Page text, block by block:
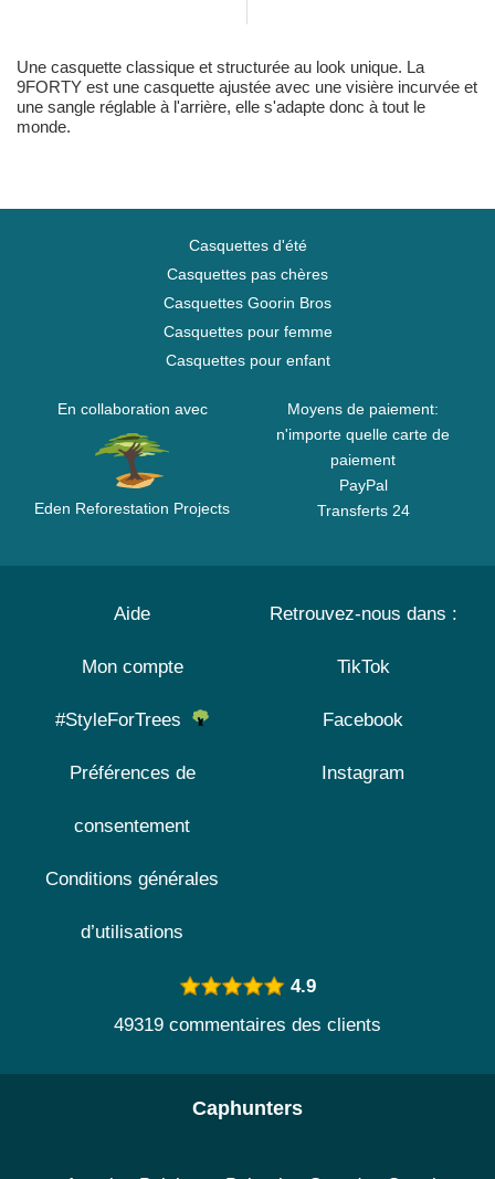
Une casquette classique et structurée au look unique. La
9FORTY est une casquette ajustée avec une visière incurvée et
une sangle réglable à l'arrière, elle s'adapte donc à tout le
monde.
Casquettes d'été
Casquettes pas chères
Casquettes Goorin Bros
Casquettes pour femme
Casquettes pour enfant
En collaboration avec
Eden Reforestation Projects
Moyens de paiement:
n'importe quelle carte de
paiement
PayPal
Transferts 24
Aide
Mon compte
#StyleForTrees
Préférences de
consentement
Conditions générales
d’utilisations
Retrouvez-nous dans :
TikTok
Facebook
Instagram
4.9
49319 commentaires des clients
Caphunters